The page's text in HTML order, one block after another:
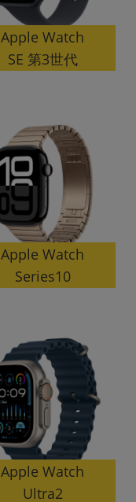
Apple Watch
SE 第3世代
Apple Watch
Series10
Apple Watch
Ultra2